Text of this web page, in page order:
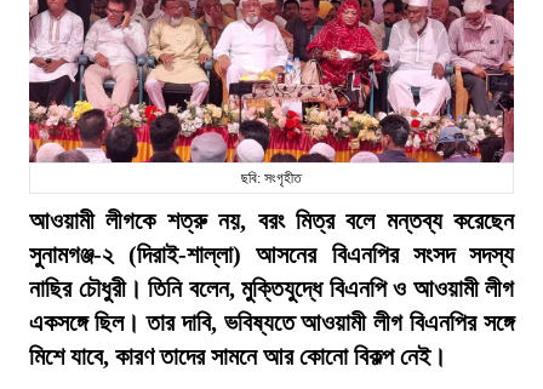
ছবি: সংগৃহীত
আওয়ামী লীগকে শত্রু নয়, বরং মিত্র বলে মন্তব্য করেছেন
সুনামগঞ্জ-২ (দিরাই-শাল্লা) আসনের বিএনপির সংসদ সদস্য
নাছির চৌধুরী। তিনি বলেন, মুক্তিযুদ্ধে বিএনপি ও আওয়ামী লীগ
একসঙ্গে ছিল। তার দাবি, ভবিষ্যতে আওয়ামী লীগ বিএনপির সঙ্গে
মিশে যাবে, কারণ তাদের সামনে আর কোনো বিকল্প নেই।